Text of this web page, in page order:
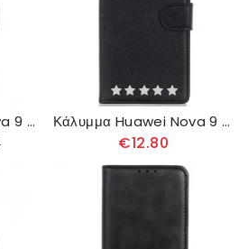
Κάλυμμα Huawei Nova 9 / Honor 50 Khazneh Rfid Γνήσιο Δέρμα Κάλυμμα Huawei Nova 9 / Honor 50 Παραδοσιακά Λίτσι
€12.80